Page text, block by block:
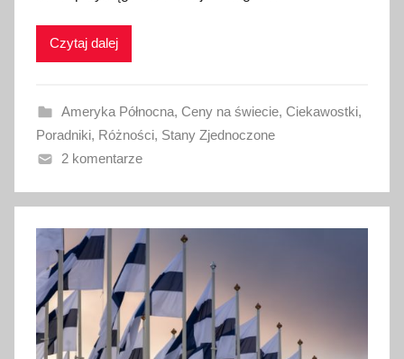
i
a
n
o
s
t
c
z
n
i
Czytaj dalej
Ameryka Północna, Ceny na świecie, Ciekawostki,
Poradniki, Różności, Stany Zjednoczone
2 komentarze